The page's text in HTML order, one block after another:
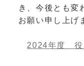
き、今後とも変
お願い申し上げ
2024年度 役